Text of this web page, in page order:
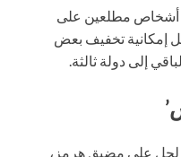
أشخاص مطلعين على
إمكانية تخفيف بعض
إلى دولة ثالثة.
على مضيق هرمز،